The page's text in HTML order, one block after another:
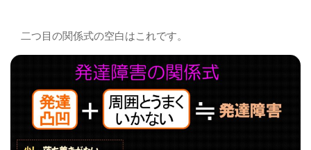
二つ目の関係式の空白はこれです。